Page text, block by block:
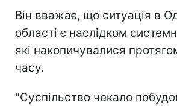
Він вважає, що ситуація в
області є наслідком
які накопичувалися
часу.
"Суспільство чекало